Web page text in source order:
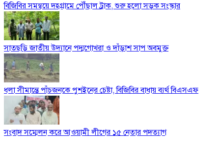
বিজিবির সমন্বয়ে দহগ্রামে পৌঁছাল ট্রাক, শুরু হলো সড়ক সংস্কার
সাতছড়ি জাতীয় উদ্যানে পদ্মগোখরা ও দাঁড়াশ সাপ অবমুক্ত
ধলা সীমান্তে পাঁচজনকে পুশইনের চেষ্টা, বিজিবির বাধায় ব্যর্থ বিএসএফ
সংবাদ সম্মেলন করে আওয়ামী লীগের ১৫ নেতার পদত্যাগ